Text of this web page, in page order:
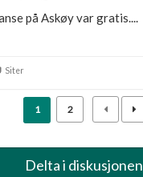
på Askøy var gratis....
Siter
1 2
Delta i diskusjonen